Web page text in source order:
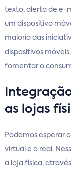
texto, alerta de e-
um dispositivo
maioria das
dispositivos
fomentar o
as lojas
Podemos esperar
virtual e o real.
a loja física,